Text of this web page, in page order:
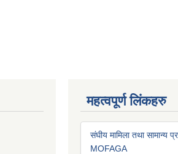
महत्वपूर्ण लिंकहरु
संघीय मामिला तथा सामान्य
MOFAGA